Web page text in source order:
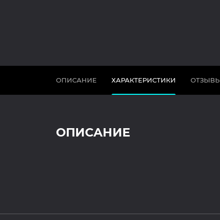
ОПИСАНИЕ ХАРАКТЕРИСТИКИ
ОПИСАНИЕ